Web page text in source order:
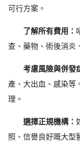
可行方案。
了解所有費用：
查、藥物、術後消炎
考慮風險與併發
產、大出血、感染等
理。
選擇正規機構：
照、信譽良好嘅大型